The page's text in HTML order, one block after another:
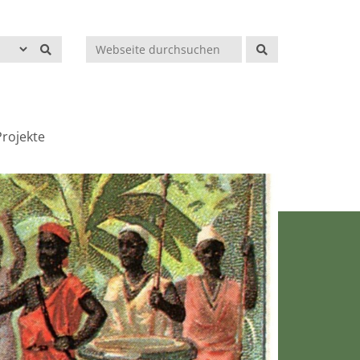
Suchen